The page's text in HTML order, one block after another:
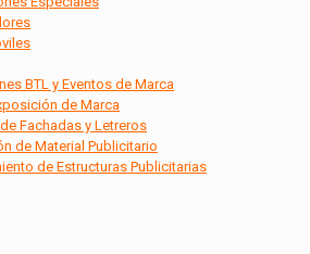
BTL y Eventos de Marca
de Marca
Fachadas y Letreros
de Material Publicitario
de Estructuras Publicitarias